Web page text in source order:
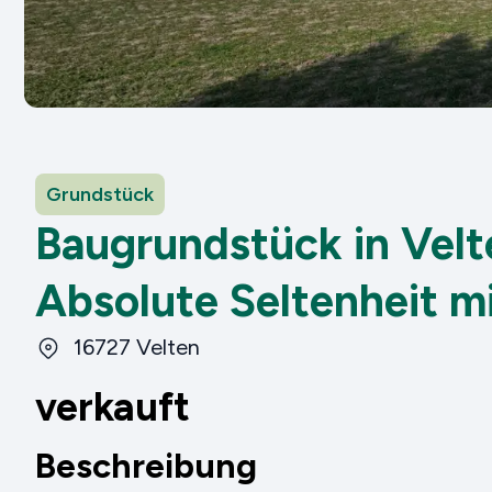
Grundstück
Baugrundstück in
Absolute Seltenheit
16727 Velten
verkauft
Beschreibung